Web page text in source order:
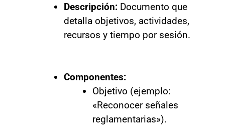
Descripción:Documento que
detalla objetivos, actividades,
recursos y tiempo por sesión.
Componentes:
Objetivo (ejemplo:
«Reconocer señales
reglamentarias»).